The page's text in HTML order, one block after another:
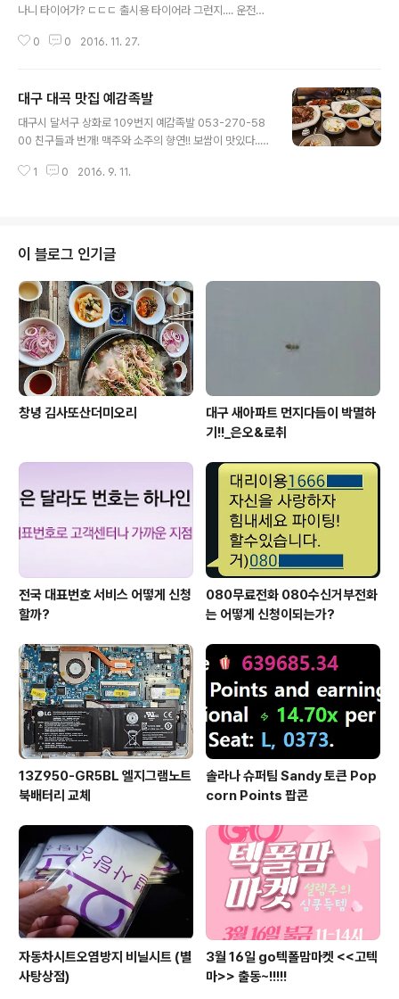
나니 타이어가? ㄷㄷㄷ 출시용 타이어라 그런지.... 운전습
져서 더 타도된다고하던데...그냥 교체하기로함 이래 저래
u5 로 4본 신청함 장착점은 사무실 근처로 하고, 장착하러
감 타이어 교체 ~ 두둥 주차하다가 몇번 휠이 끍혀서 좀 그
랬는데.. 사장님이 저 철(?) 들을 붙여줌...그래야 균형이 맞
큰 이유는 4본 신청시 +2본 (추가2본)을 더 준다는거고,
0 0 2016. 11. 27.
대구 대곡 맛집 예감족발
대구시 달서구 상화로 109번지 예감족발 053-270-58
00 친구들과 번개! 맥주와 소주의 향연!! 보쌈이 맛있다..담
동.. 1판에 내가 꼴찌.. 2판째에 1등 !! ㅋ 승부는 무승부로..
1 0 2016. 9. 11.
이 블로그 인기글
창녕 김사또산더미오리
대구 새아파트 먼지다듬이 박멸하
기!!_은오&로취
전국 대표번호 서비스 어떻게 신청
할까?
080무료전화 080수신거부전화
는 어떻게 신청이되는가?
13Z950-GR5BL 엘지그램노트
북배터리 교체
솔라나 슈퍼팀 Sandy 토큰 Pop
corn Points 팝콘
자동차시트오염방지 비닐시트 (별
사탕상점)
3월 16일 go텍폴맘마켓 <<고텍
마>> 출동~!!!!!